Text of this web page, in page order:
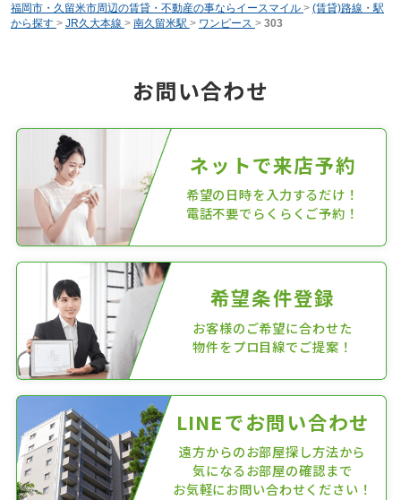
福岡市・久留米市周辺の賃貸・不動産の事ならイースマイル > (賃貸)路線・駅
から探す > JR久大本線 > 南久留米駅 > ワンピース > 303
お問い合わせ
ネットで来店予約
希望の日時を入力するだけ！
電話不要でらくらくご予約！
希望条件登録
お客様のご希望に合わせた
物件をプロ目線でご提案！
LINEでお問い合わせ
遠方からのお部屋探し方法から
気になるお部屋の確認まで
お気軽にお問い合わせください！